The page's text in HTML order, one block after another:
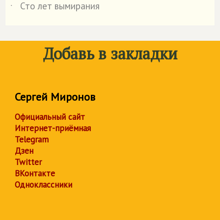
˙ Сто лет вымирания
Добавь в закладки
Сергей Миронов
Официальный сайт
Интернет-приёмная
Telegram
Дзен
Twitter
ВКонтакте
Одноклассники